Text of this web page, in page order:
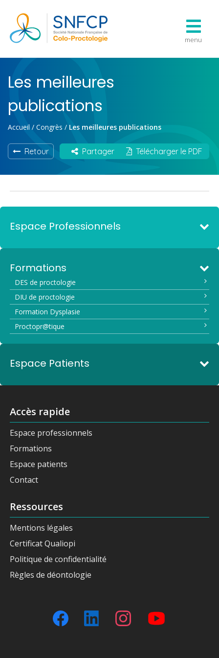
menu
Les meilleures
publications
Accueil / Congrès / Les meilleures publications
Retour Partager Télécharger le PDF
Espace Professionnels
Formations
DES de proctologie
DIU de proctologie
Formation Dysplasie
Proctopr@tique
Espace Patients
Accès rapide
Espace professionnels
Formations
Espace patients
Contact
Ressources
Mentions légales
Certificat Qualiopi
Politique de confidentialité
Règles de déontologie